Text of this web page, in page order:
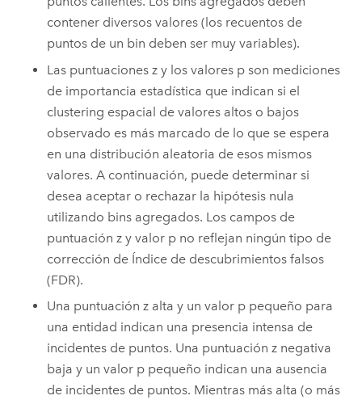
contener diversos valores (los recuentos de
puntos de un bin deben ser muy variables).
Las puntuaciones z y los valores p son mediciones
de importancia estadística que indican si el
clustering espacial de valores altos o bajos
observado es más marcado de lo que se espera
en una distribución aleatoria de esos mismos
valores. A continuación, puede determinar si
desea aceptar o rechazar la hipótesis nula
utilizando bins agregados. Los campos de
puntuación z y valor p no reflejan ningún tipo de
corrección de Índice de descubrimientos falsos
(FDR).
Una puntuación z alta y un valor p pequeño para
una entidad indican una presencia intensa de
incidentes de puntos. Una puntuación z negativa
baja y un valor p pequeño indican una ausencia
de incidentes de puntos. Mientras más alta (o más